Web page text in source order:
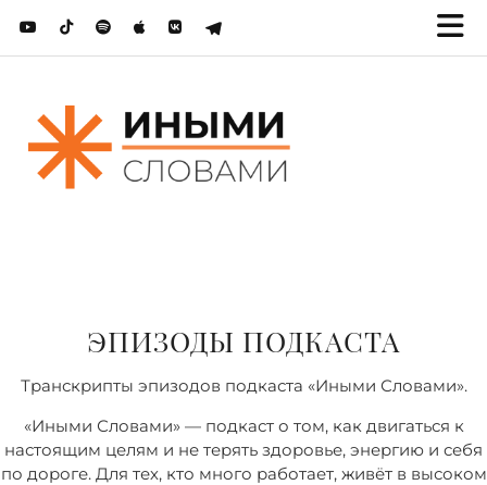
ЭПИЗОДЫ ПОДКАСТА
Транскрипты эпизодов подкаста «Иными Словами».
«Иными Словами» — подкаст о том, как двигаться к
настоящим целям и не терять здоровье, энергию и себя
по дороге. Для тех, кто много работает, живёт в высоком